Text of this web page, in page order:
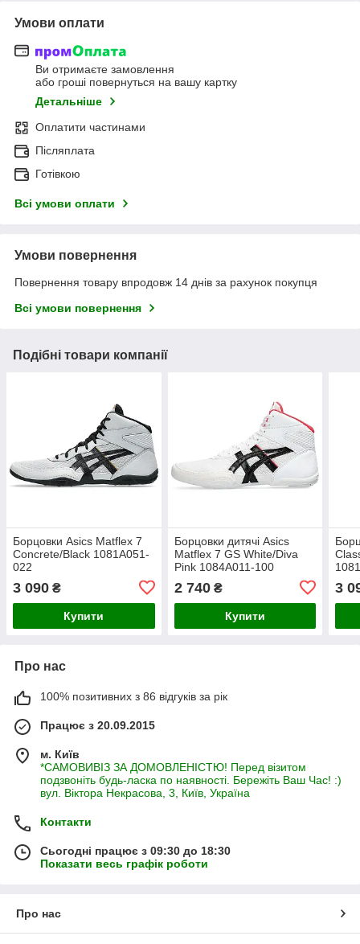
Умови оплати
Ви отримаєте замовлення
або гроші повернуться на вашу картку
Детальніше
Оплатити частинами
Післяплата
Готівкою
Всі умови оплати
Умови повернення
Повернення товару впродовж 14 днів за рахунок покупця
Всі умови повернення
Подібні товари компанії
Борцовки Asics Matflex 7
Concrete/Black 1081A051-
022
3 090 ₴
Купити
Борцовки дитячі Asics
Matflex 7 GS White/Diva
Pink 1084A011-100
2 740₴
Купити
3
Про нас
100% позитивних з 86 відгуків за рік
Працює з 20.09.2015
м. Київ
*САМОВИВІЗ ЗА ДОМОВЛЕНІСТЮ! Перед візитом
подзвоніть будь-ласка по наявності. Бережіть Ваш Час! :)
вул. Віктора Некрасова, 3, Київ, Україна
Контакти
Сьогодні працює з 09:30 до 18:30
Показати весь графік роботи
Про нас